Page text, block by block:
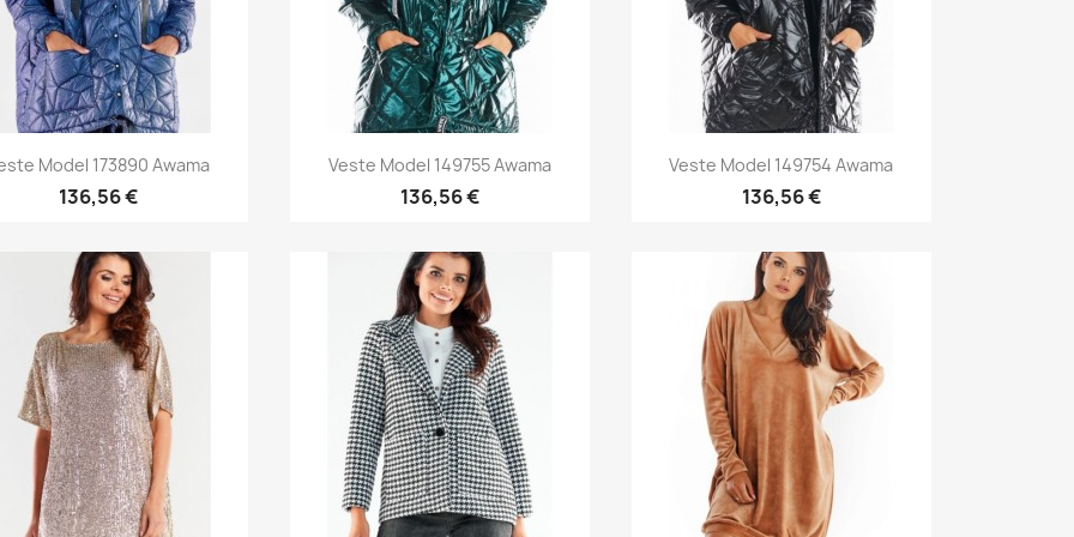
Aperçu rapide
Model 173890 Awama
136,56 €
Aperçu rapide
Veste Model 149755 Awama
136,56 €
Aperçu rapide
Veste Model 149754 Awama
136,56 €